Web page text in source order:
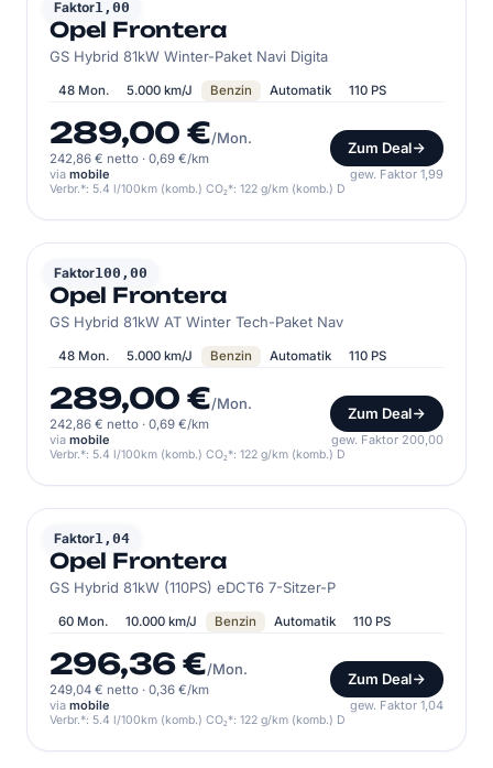
Faktor1,00
OPEL
Opel Frontera
GS Hybrid 81kW Winter-Paket Navi Digita
48 Mon. 5.000 km/J Benzin Automatik 110 PS
289,00 €/Mon.
242,86 € netto · 0,69 €/km
Zum Deal
via mobile gew. Faktor 1,99
Verbr.*: 5.4 l/100km (komb.) CO₂*: 122 g/km (komb.) D
Faktor100,00
OPEL
Opel Frontera
GS Hybrid 81kW AT Winter Tech-Paket Nav
48 Mon. 5.000 km/J Benzin Automatik 110 PS
289,00 €/Mon.
242,86 € netto · 0,69 €/km
Zum Deal
via mobile gew. Faktor 200,00
Verbr.*: 5.4 l/100km (komb.) CO₂*: 122 g/km (komb.) D
Faktor1,04
OPEL
Opel Frontera
GS Hybrid 81kW (110PS) eDCT6 7-Sitzer-P
60 Mon. 10.000 km/J Benzin Automatik 110 PS
296,36 €/Mon.
249,04 € netto · 0,36 €/km
Zum Deal
via mobile gew. Faktor 1,04
Verbr.*: 5.4 l/100km (komb.) CO₂*: 122 g/km (komb.) D